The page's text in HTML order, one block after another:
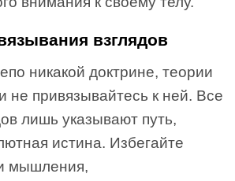
взглядов
никакой доктрине, теории
не привязывайтесь к ней. Все
лишь указывают путь,
истина. Избегайте
мышления,